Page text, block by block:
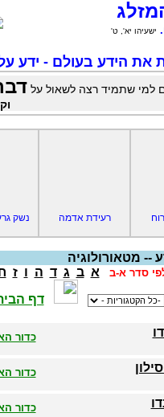
ישעיהו יא', ט'
את הידע בעולם - ידע
למי שתמיד רצה לשאול על
רעידת אדמה נשק
-- מטאורולוגיה
לפי סדר א-ב א ב ג ד ה ו ז
דף
כדור
כדור
כדור